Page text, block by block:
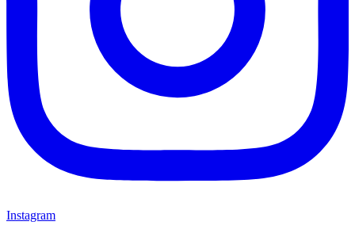
Instagram